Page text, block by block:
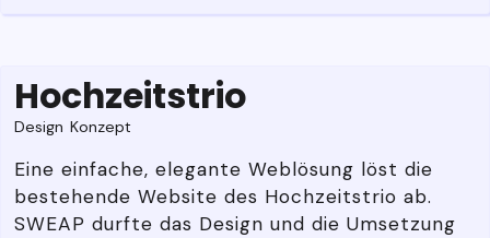
Hochzeitstrio
Design Konzept
Eine einfache, elegante Weblösung löst die
bestehende Website des Hochzeitstrio ab.
SWEAP durfte das Design und die Umsetzung